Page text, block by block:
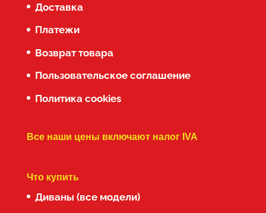
Доставка
Платежи
Возврат товара
Пользовательское соглашение
Политика cookies
Все наши цены включают налог IVA
Что купить
Диваны (все модели)